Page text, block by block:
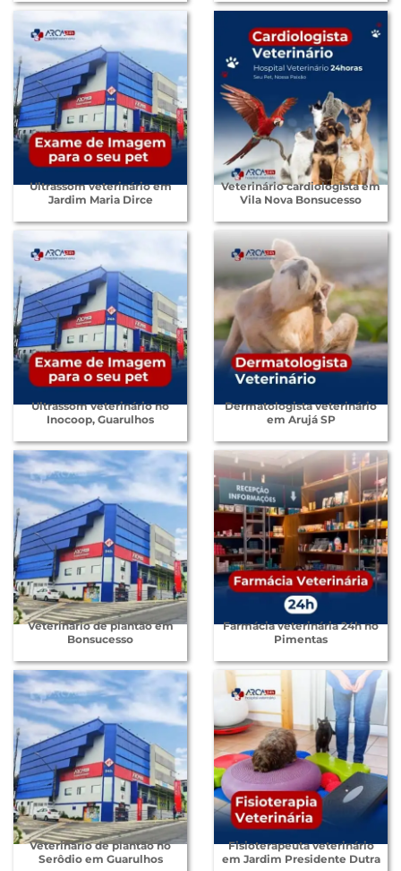
Ultrassom veterinário em
Jardim Maria Dirce
Veterinário cardiologista em
Vila Nova Bonsucesso
Ultrassom veterinário no
Inocoop, Guarulhos
Dermatologista veterinário
em Arujá SP
Veterinário de plantão em
Bonsucesso
Farmácia veterinária 24h no
Pimentas
Veterinário de plantão no
Serôdio em Guarulhos
Fisioterapeuta veterinário
em Jardim Presidente Dutra